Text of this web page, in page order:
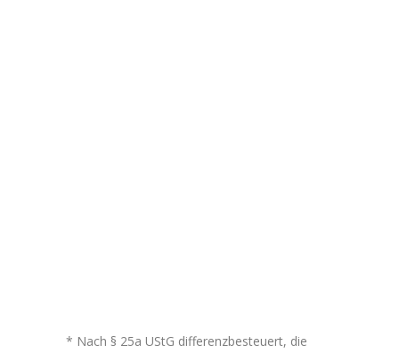
* Nach § 25a UStG differenzbesteuert, die